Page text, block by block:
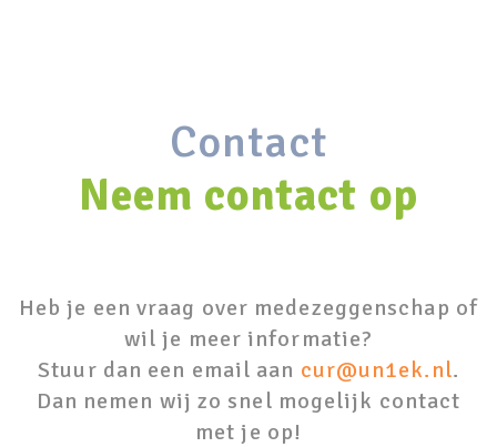
Contact
Neem contact op
Heb je een vraag over medezeggenschap of
wil je meer informatie?
Stuur dan een email aan cur@un1ek.nl.
Dan nemen wij zo snel mogelijk contact
met je op!